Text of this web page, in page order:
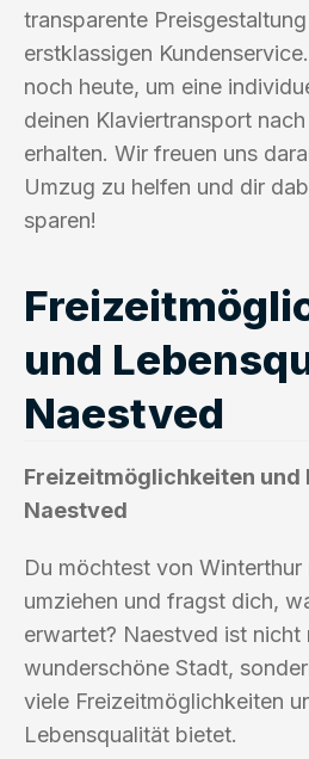
transparente
erstklassigen
noch heute, um eine
deinen Klaviertransport
erhalten. Wir freuen uns
Umzug zu helfen und dir
sparen!
und
Naestved
Freizeitmöglichkeiten und
Naestved
Du möchtest von
umziehen und fragst dich,
erwartet? Naestved ist nicht
wunderschöne Stadt,
viele Freizeitmöglichkeiten
Lebensqualität bietet.